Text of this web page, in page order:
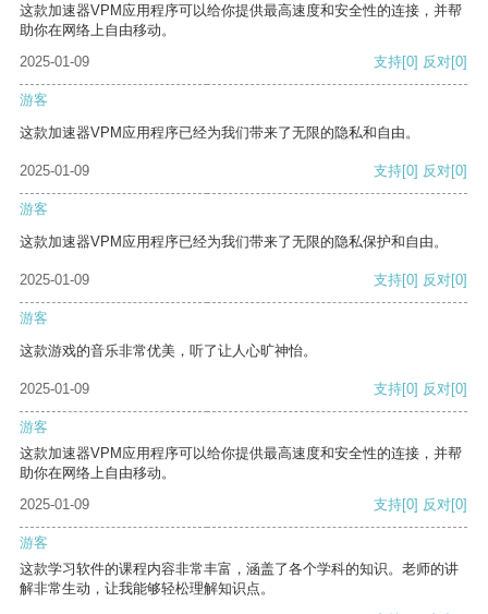
这款加速器VPM应用程序可以给你提供最高速度和安全性的连接，并帮
助你在网络上自由移动。
2025-01-09
支持[0] 反对[0]
游客
这款加速器VPM应用程序已经为我们带来了无限的隐私和自由。
2025-01-09 支持[0] 反对[0]
游客
这款加速器VPM应用程序已经为我们带来了无限的隐私保护和自由。
2025-01-09 支持[0] 反对[0]
游客
这款游戏的音乐非常优美，听了让人心旷神怡。
2025-01-09 支持[0] 反对[0]
游客
这款加速器VPM应用程序可以给你提供最高速度和安全性的连接，并帮
助你在网络上自由移动。
2025-01-09
支持[0] 反对[0]
游客
这款学习软件的课程内容非常丰富，涵盖了各个学科的知识。老师的讲
解非常生动，让我能够轻松理解知识点。